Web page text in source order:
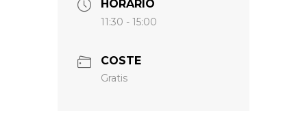
HORARIO
11:30 - 15:00
COSTE
Gratis